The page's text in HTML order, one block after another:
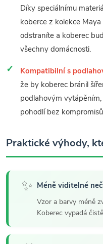
Díky speciálnímu
koberce z kolekce
odstraníte a koberec
všechny domácnosti.
Kompatibilní s
že by koberec bránil
podlahovým
pohodlí bez
Praktické výhody,
✨ Méně viditelné
Vzor a barvy méně
Koberec vypadá